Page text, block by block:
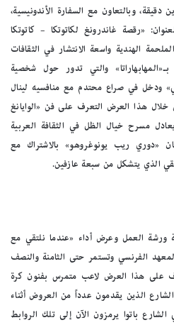
وبالتعاون مع السفارة الأندونيسية،
«رقصة غاندرونغ لكاتوتكا – كاتوتكا
الهندية واسعة الانتشار في الثقافات
والتي تدور حول شخصية
ودخل في صراع محتدم مع منافسيه لينال
هذا العرض التعرف على فن «الوايانغ
مسرح خيال الظل في الثقافة العربية
«دوري ريب يونوغروهو» بالاشتراك مع
الذي يتشكل من سبعة عازفين.
ورشة العمل وعرض أداء «عندما نلتقي مع
الفرنسي وتستمر حتى الثامنة والنصف
على هذا العرض لاعب متمرس بفنون كرة
الذين يقدمون عدداً من العروض أثناء
باتوا يرمزون الآن إلى تلك الروابط